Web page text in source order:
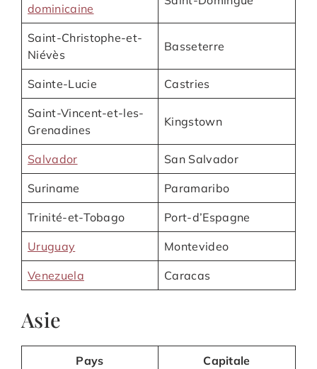
dominicaine
Saint-Christophe-et-
Niévès
Basseterre
Sainte-Lucie Castries
Saint-Vincent-et-les-
Grenadines
Kingstown
Salvador San Salvador
Suriname Paramaribo
Trinité-et-Tobago Port-d’Espagne
Uruguay Montevideo
Venezuela Caracas
Asie
Pays Capitale